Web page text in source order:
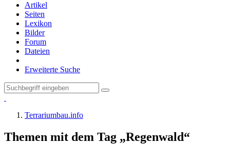
Artikel
Seiten
Lexikon
Bilder
Forum
Dateien
Erweiterte Suche
Terrariumbau.info
Themen mit dem Tag „Regenwald“